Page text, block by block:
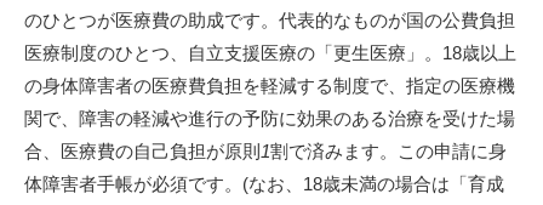
のひとつが医療費の助成です。代表的なものが国の公費負担
医療制度のひとつ、自立支援医療の「更生医療」。18歳以上
の身体障害者の医療費負担を軽減する制度で、指定の医療機
関で、障害の軽減や進行の予防に効果のある治療を受けた場
合、医療費の自己負担が原則 1割で済みます。この申請に身
体障害者手帳が必須です。(なお、18歳未満の場合は「育成